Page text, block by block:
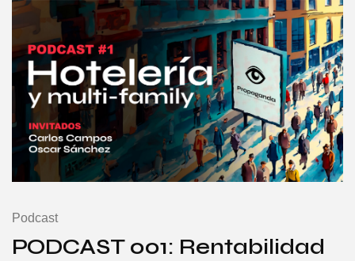
Podcast
PODCAST 001: Rentabilidad